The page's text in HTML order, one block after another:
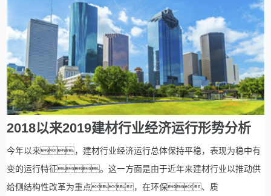
2018以来2019建材行业经济运行形势分析
今年以来，建材行业经济运行总体保持平稳，表现为稳中有
变的运行特征。这一方面是由于近年来建材行业以推动供
给侧结构性改革为重点，在环保、质